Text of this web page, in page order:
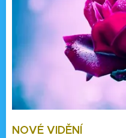
NOVÉ VIDĚNÍ